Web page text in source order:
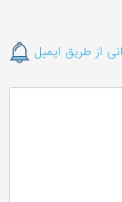
از طریق ایمیل